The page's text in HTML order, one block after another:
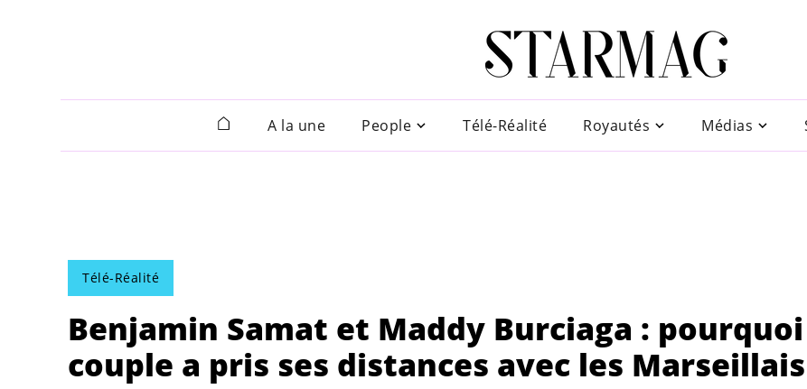
A la une People Télé-Réalité Royautés Médias
Télé-Réalité
Benjamin Samat et Maddy Burciaga :
couple a pris ses distances avec les Marseillais